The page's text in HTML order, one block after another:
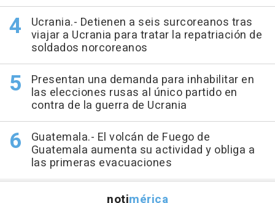
Ucrania.- Detienen a seis surcoreanos tras
viajar a Ucrania para tratar la repatriación de
soldados norcoreanos
Presentan una demanda para inhabilitar en
las elecciones rusas al único partido en
contra de la guerra de Ucrania
Guatemala.- El volcán de Fuego de
Guatemala aumenta su actividad y obliga a
las primeras evacuaciones
notimérica